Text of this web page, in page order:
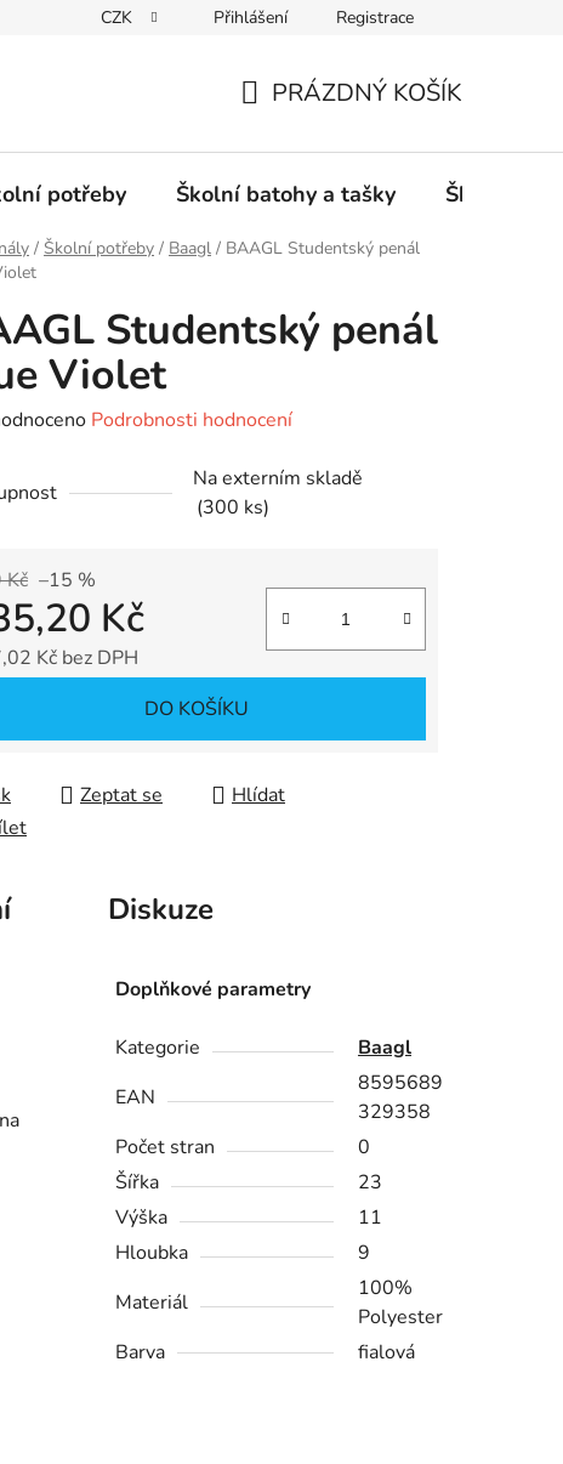
CZK Přihlášení Registrace
KOŠÍK
PRÁZDNÝ KOŠÍK
potřeby Školní batohy a tašky Školní sety
/ Školní potřeby / Baagl / BAAGL Studentský penál
Studentský penál
Violet
Podrobnosti hodnocení
Na externím skladě
(300 ks)
Kč –15 %
Kč
Kč bez DPH
DO KOŠÍKU
Zeptat se
Hlídat
Diskuze
Doplňkové parametry
Kategorie
Baagl
EAN
8595689
329358
Počet stran
0
Šířka
23
Výška
11
Hloubka
9
Materiál
100%
Polyester
Barva
fialová